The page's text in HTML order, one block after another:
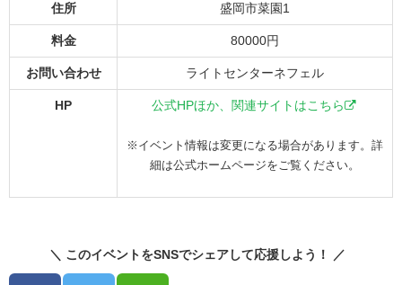
住所 盛岡市菜園1
料金 80000円
お問い合わせ ライトセンターネフェル
HP 公式HPほか、関連サイトはこちら
※イベント情報は変更になる場合があります。詳
細は公式ホームページをご覧ください。
＼ このイベントをSNSでシェアして応援しよう！ ／